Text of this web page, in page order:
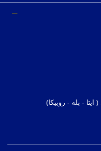
- بله - روبیکا)